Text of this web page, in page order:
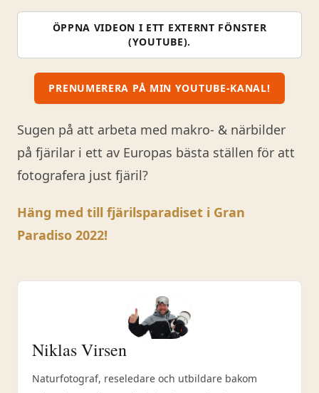
ÖPPNA VIDEON I ETT EXTERNT FÖNSTER
(YOUTUBE).
PRENUMERERA PÅ MIN YOUTUBE-KANAL!
Sugen på att arbeta med makro- & närbilder
på fjärilar i ett av Europas bästa ställen för att
fotografera just fjäril?
Häng med till fjärilsparadiset i Gran
Paradiso 2022!
Niklas Virsen
Naturfotograf, reseledare och utbildare bakom